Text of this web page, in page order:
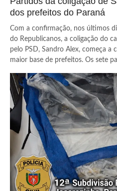
dos prefeitos do Paraná
Com a confirmação, nos últimos
do Republicanos, a coligação do
pelo PSD, Sandro Alex, começa a
maior base de prefeitos. Os sete